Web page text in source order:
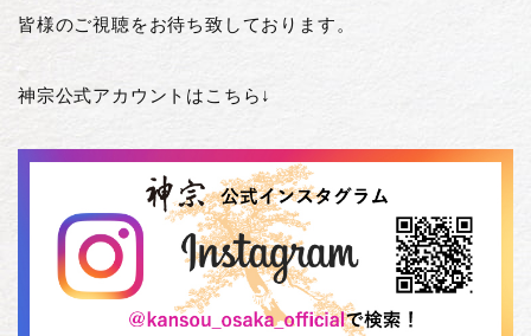
皆様のご視聴をお待ち致しております。
神宗公式アカウントはこちら↓